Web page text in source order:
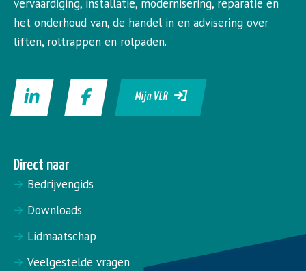
vervaardiging, installatie, modernisering, reparatie en
het onderhoud van, de handel in en advisering over
liften, roltrappen en rolpaden.
Mijn VLR
Direct naar
Bedrijvengids
Downloads
Lidmaatschap
Veelgestelde vragen